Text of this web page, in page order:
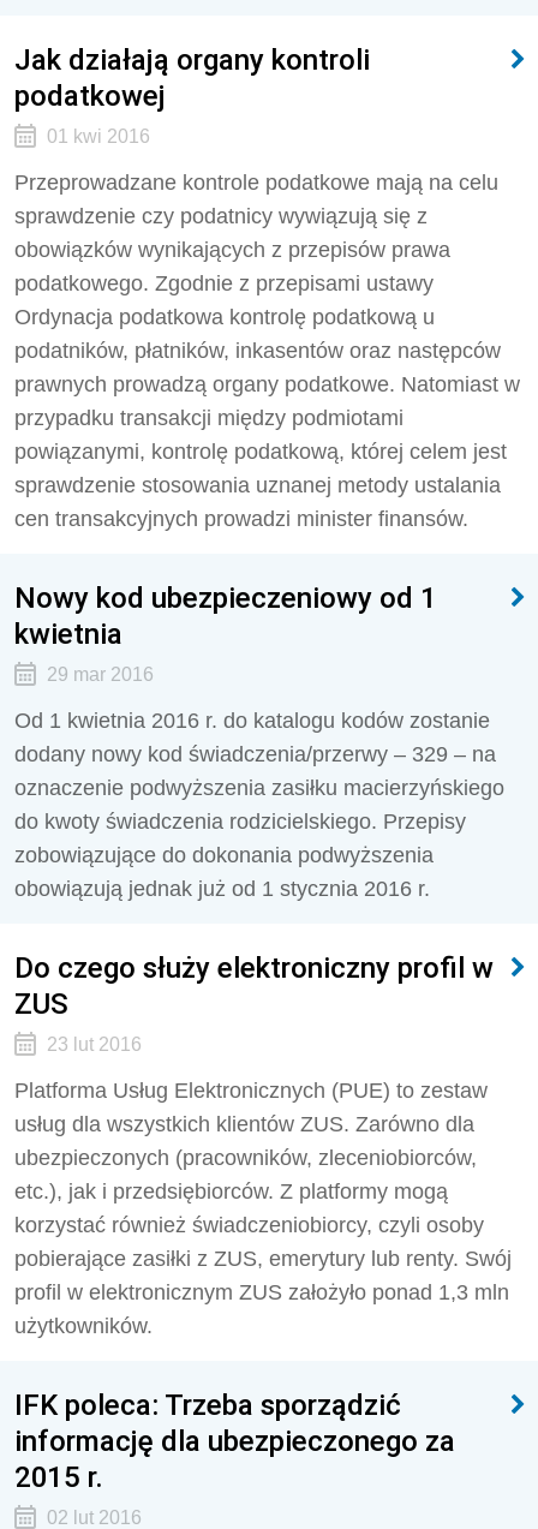
Jak działają organy kontroli
podatkowej
01 kwi 2016
Przeprowadzane kontrole podatkowe mają na celu
sprawdzenie czy podatnicy wywiązują się z
obowiązków wynikających z przepisów prawa
podatkowego. Zgodnie z przepisami ustawy
Ordynacja podatkowa kontrolę podatkową u
podatników, płatników, inkasentów oraz następców
prawnych prowadzą organy podatkowe. Natomiast w
przypadku transakcji między podmiotami
powiązanymi, kontrolę podatkową, której celem jest
sprawdzenie stosowania uznanej metody ustalania
cen transakcyjnych prowadzi minister finansów.
Nowy kod ubezpieczeniowy od 1
kwietnia
29 mar 2016
Od 1 kwietnia 2016 r. do katalogu kodów zostanie
dodany nowy kod świadczenia/przerwy – 329 – na
oznaczenie podwyższenia zasiłku macierzyńskiego
do kwoty świadczenia rodzicielskiego. Przepisy
zobowiązujące do dokonania podwyższenia
obowiązują jednak już od 1 stycznia 2016 r.
Do czego służy elektroniczny profil w
ZUS
23 lut 2016
Platforma Usług Elektronicznych (PUE) to zestaw
usług dla wszystkich klientów ZUS. Zarówno dla
ubezpieczonych (pracowników, zleceniobiorców,
etc.), jak i przedsiębiorców. Z platformy mogą
korzystać również świadczeniobiorcy, czyli osoby
pobierające zasiłki z ZUS, emerytury lub renty. Swój
profil w elektronicznym ZUS założyło ponad 1,3 mln
użytkowników.
IFK poleca: Trzeba sporządzić
informację dla ubezpieczonego za
2015 r.
02 lut 2016